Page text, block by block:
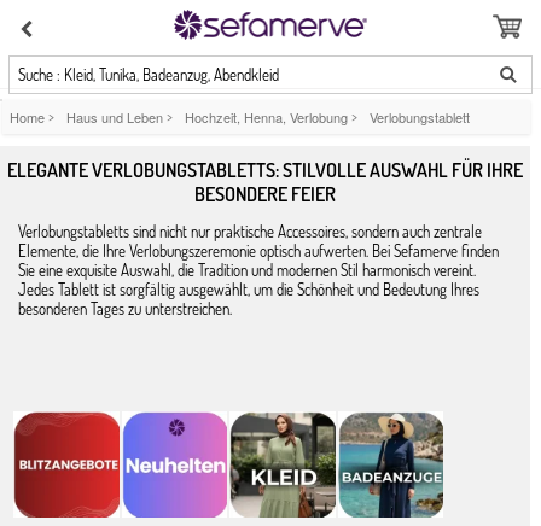
Suche : Kleid, Tunika, Badeanzug, Abendkleid
Home > Haus und Leben > Hochzeit, Henna, Verlobung > Verlobungstablett
ELEGANTE VERLOBUNGSTABLETTS: STILVOLLE AUSWAHL FÜR IHRE
BESONDERE FEIER
Verlobungstabletts sind nicht nur praktische Accessoires, sondern auch zentrale
Elemente, die Ihre Verlobungszeremonie optisch aufwerten. Bei Sefamerve finden
Sie eine exquisite Auswahl, die Tradition und modernen Stil harmonisch vereint.
Jedes Tablett ist sorgfältig ausgewählt, um die Schönheit und Bedeutung Ihres
besonderen Tages zu unterstreichen.